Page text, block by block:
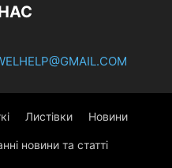
Листівки Новини
новини та статті